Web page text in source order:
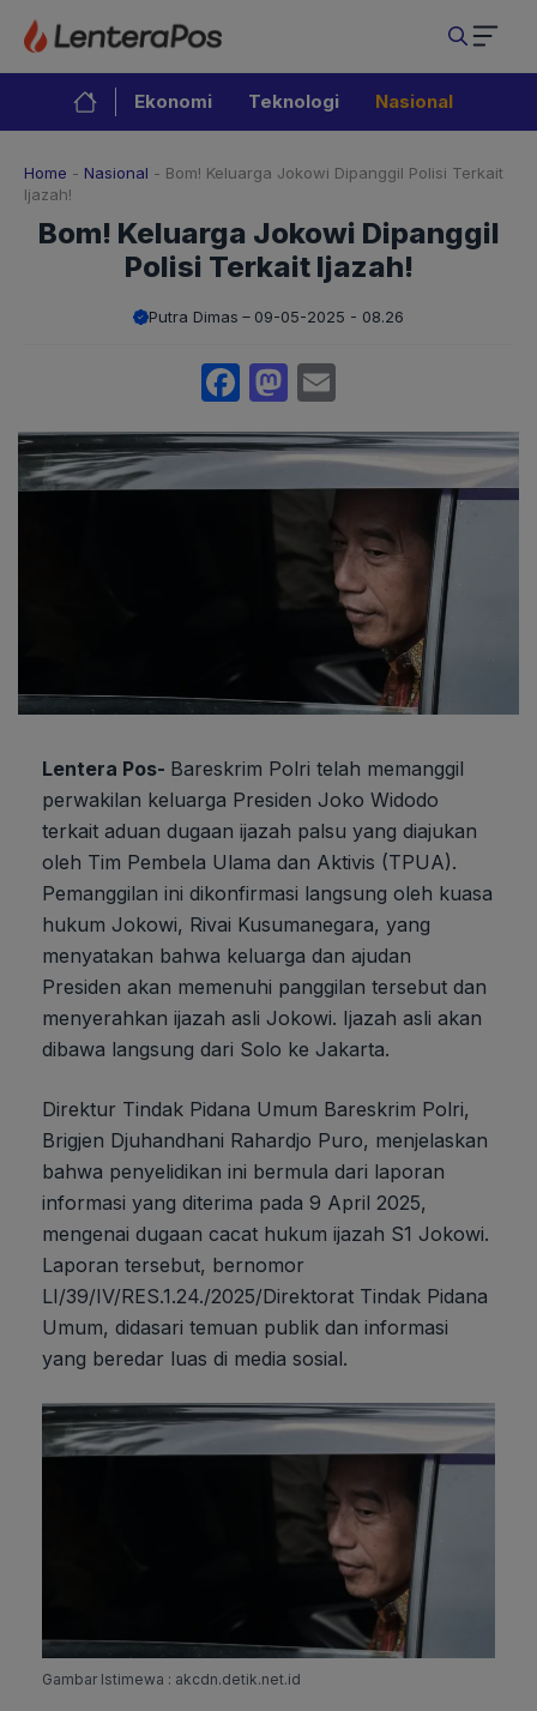
Langsung
isi
Ekonomi Teknologi Nasional
Home - Nasional - Bom! Keluarga Jokowi Dipanggil Polisi Terkait
Ijazah!
Bom! Keluarga Jokowi Dipanggil
Polisi Terkait Ijazah!
Putra Dimas 09-05-2025 - 08.26
Facebook
Mastodon
Lentera Pos- Bareskrim Polri telah memanggil
perwakilan keluarga Presiden Joko Widodo
terkait aduan dugaan ijazah palsu yang diajukan
oleh Tim Pembela Ulama dan Aktivis (TPUA).
Pemanggilan ini dikonfirmasi langsung oleh kuasa
hukum Jokowi, Rivai Kusumanegara, yang
menyatakan bahwa keluarga dan ajudan
Presiden akan memenuhi panggilan tersebut dan
menyerahkan ijazah asli Jokowi. Ijazah asli akan
dibawa langsung dari Solo ke Jakarta.
Direktur Tindak Pidana Umum Bareskrim Polri,
Brigjen Djuhandhani Rahardjo Puro, menjelaskan
bahwa penyelidikan ini bermula dari laporan
informasi yang diterima pada 9 April 2025,
mengenai dugaan cacat hukum ijazah S1 Jokowi.
Laporan tersebut, bernomor
LI/39/IV/RES.1.24./2025/Direktorat Tindak Pidana
Umum, didasari temuan publik dan informasi
yang beredar luas di media sosial.
Gambar Istimewa : akcdn.detik.net.id